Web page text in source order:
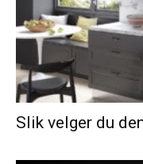
Slik velger du